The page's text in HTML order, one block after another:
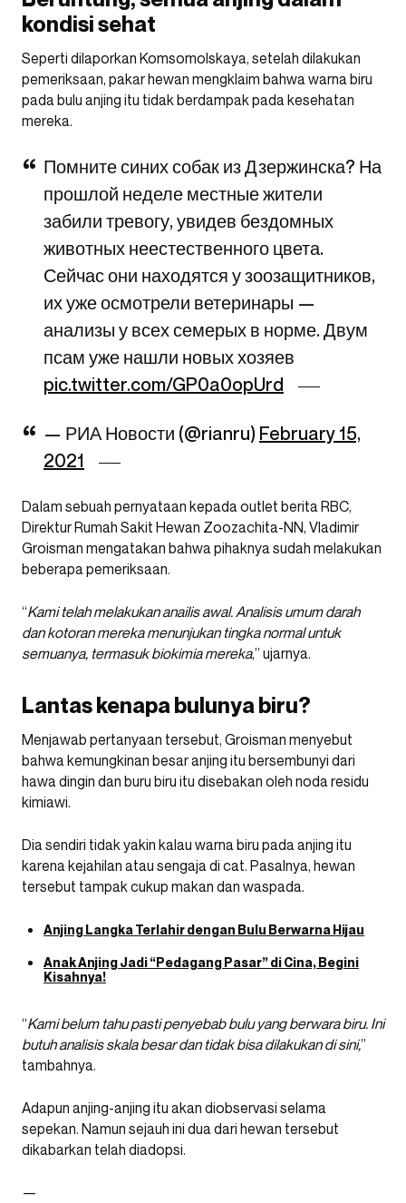
kondisi sehat
Seperti dilaporkan Komsomolskaya, setelah dilakukan
pemeriksaan, pakar hewan mengklaim bahwa warna biru
pada bulu anjing itu tidak berdampak pada kesehatan
mereka.
Помните синих собак из Дзержинска? На
прошлой неделе местные жители
забили тревогу, увидев бездомных
животных неестественного цвета.
Сейчас они находятся у зоозащитников,
их уже осмотрели ветеринары —
анализы у всех семерых в норме. Двум
псам уже нашли новых хозяев
pic.twitter.com/GP0a0opUrd
— РИА Новости (@rianru) February 15,
2021
Dalam sebuah pernyataan kepada outlet berita RBC,
Direktur Rumah Sakit Hewan Zoozachita-NN, Vladimir
Groisman mengatakan bahwa pihaknya sudah melakukan
beberapa pemeriksaan.
“Kami telah melakukan anailis awal. Analisis umum darah
dan kotoran mereka menunjukan tingka normal untuk
semuanya, termasuk biokimia mereka,” ujarnya.
Lantas kenapa bulunya biru?
Menjawab pertanyaan tersebut, Groisman menyebut
bahwa kemungkinan besar anjing itu bersembunyi dari
hawa dingin dan buru biru itu disebakan oleh noda residu
kimiawi.
Dia sendiri tidak yakin kalau warna biru pada anjing itu
karena kejahilan atau sengaja di cat. Pasalnya, hewan
tersebut tampak cukup makan dan waspada.
Anjing Langka Terlahir dengan Bulu Berwarna Hijau
Anak Anjing Jadi “Pedagang Pasar” di Cina, Begini
Kisahnya!
“Kami belum tahu pasti penyebab bulu yang berwara biru. Ini
butuh analisis skala besar dan tidak bisa dilakukan di sini,”
tambahnya.
Adapun anjing-anjing itu akan diobservasi selama
sepekan. Namun sejauh ini dua dari hewan tersebut
dikabarkan telah diadopsi.
—